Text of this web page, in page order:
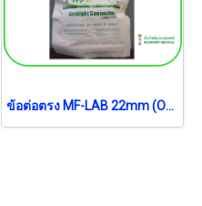
ข้อต่อตรง MF-LAB 22mm (OD) (B0799)